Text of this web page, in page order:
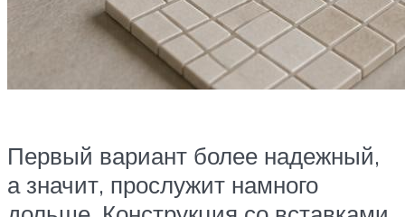
Первый вариант более надежный,
а значит, прослужит намного